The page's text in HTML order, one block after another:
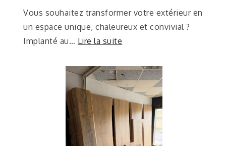
Vous souhaitez transformer votre extérieur en
un espace unique, chaleureux et convivial ?
Implanté au… Lire la suite